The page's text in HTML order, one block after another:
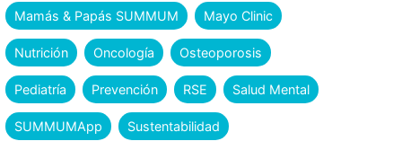
Mamás & Papás SUMMUM Mayo Clinic
Nutrición Oncología Osteoporosis
Pediatría Prevención RSE Salud Mental
SUMMUMApp Sustentabilidad